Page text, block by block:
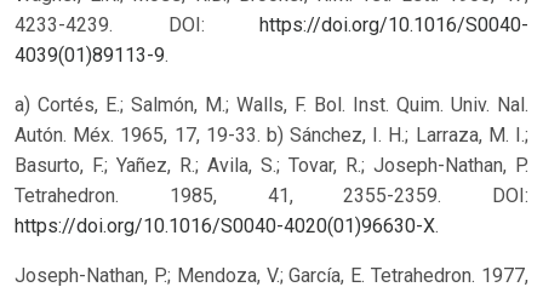
4233-4239. DOI:
https://doi.org/10.1016/S0040-
4039(01)89113-9.
a) Cortés, E.; Salmón, M.; Walls, F. Bol. Inst. Quim. Univ. Nal.
Autón. Méx. 1965, 17, 19-33. b) Sánchez, I. H.; Larraza, M. I.;
Basurto, F.; Yañez, R.; Avila, S.; Tovar, R.; Joseph-Nathan, P.
Tetrahedron. 1985, 41, 2355-2359. DOI:
https://doi.org/10.1016/S0040-4020(01)96630-X.
Joseph-Nathan, P.; Mendoza, V.; García, E. Tetrahedron. 1977,